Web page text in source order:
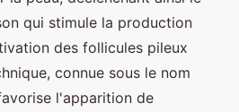
qui stimule la production
des follicules pileux
connue sous le nom
l'apparition de